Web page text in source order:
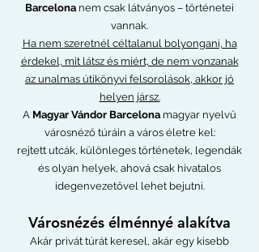
Barcelona nem csak látványos – történetei
vannak.
Ha nem szeretnél céltalanul bolyongani, ha
érdekel, mit látsz és miért, de nem vonzanak
az unalmas útikönyvi felsorolások, akkor jó
helyen jársz.
A Magyar Vándor Barcelona magyar nyelvű
városnéző túráin a város életre kel:
rejtett utcák, különleges történetek, legendák
és olyan helyek, ahová csak hivatalos
idegenvezetővel lehet bejutni.
Városnézés élménnyé alakítva
Akár privát túrát keresel, akár egy kisebb